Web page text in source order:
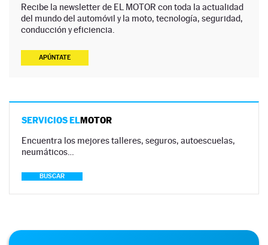
Recibe la newsletter de EL MOTOR con toda la actualidad
del mundo del automóvil y la moto, tecnología, seguridad,
conducción y eficiencia.
APÚNTATE
SERVICIOS ELMOTOR
Encuentra los mejores talleres, seguros, autoescuelas,
neumáticos…
BUSCAR